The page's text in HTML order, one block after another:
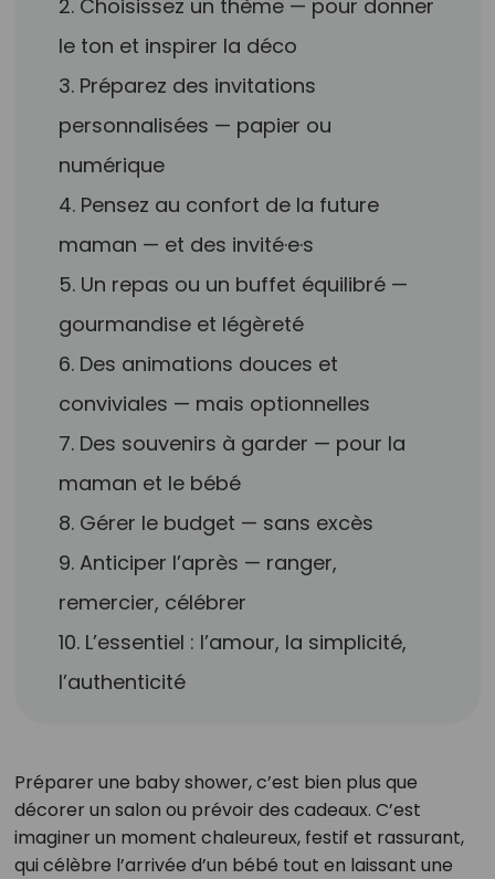
2. Choisissez un thème — pour donner
le ton et inspirer la déco
3. Préparez des invitations
personnalisées — papier ou
numérique
4. Pensez au confort de la future
maman — et des invité·e·s
5. Un repas ou un buffet équilibré —
gourmandise et légèreté
6. Des animations douces et
conviviales — mais optionnelles
7. Des souvenirs à garder — pour la
maman et le bébé
8. Gérer le budget — sans excès
9. Anticiper l’après — ranger,
remercier, célébrer
10. L’essentiel : l’amour, la simplicité,
l’authenticité
Préparer une baby shower, c’est bien plus que
décorer un salon ou prévoir des cadeaux. C’est
imaginer un moment chaleureux, festif et rassurant,
qui célèbre l’arrivée d’un bébé tout en laissant une